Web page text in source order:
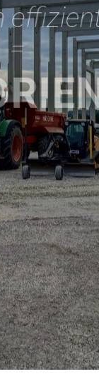
=